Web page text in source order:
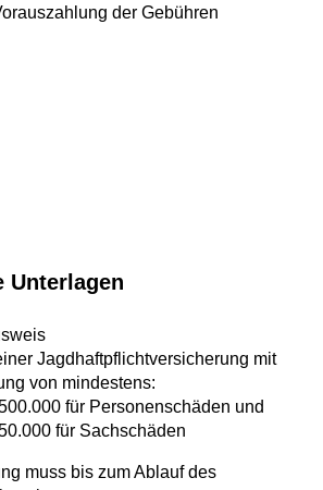
der Gebühren
Unterlagen
Jagdhaftpflichtversicherung mit
von mindestens:
für Personenschäden und
für Sachschäden
muss bis zum Ablauf des